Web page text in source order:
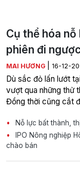
Cụ thể hóa
phiên đi
MAI HƯƠNG 16-12-
Dù sắc đỏ lấn lướt
vượt qua những thử
Đồng thời cũng cắt
Nỗ lực bất thành,
IPO Nông nghiệp
chào bán